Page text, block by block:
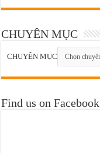
CHUYÊN MỤC
CHUYÊN MỤC
Find us on Facebook